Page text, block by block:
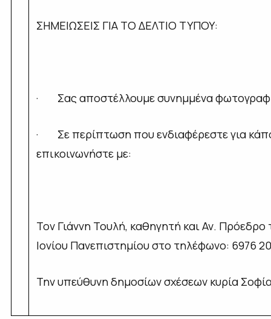
ΣΗΜΕΙΩΣΕΙΣ ΓΙΑ ΤΟ ΔΕΛΤΙΟ ΤΥΠΟΥ:
· Σας αποστέλλουμε συνημμένα
· Σε περίπτωση που ενδιαφέρεστε για
επικοινωνήστε με:
Τον Γιάννη Τουλή, καθηγητή και Αν.
Ιονίου Πανεπιστημίου στο τηλέφωνο: 6976
Την υπεύθυνη δημοσίων σχέσεων κυρία